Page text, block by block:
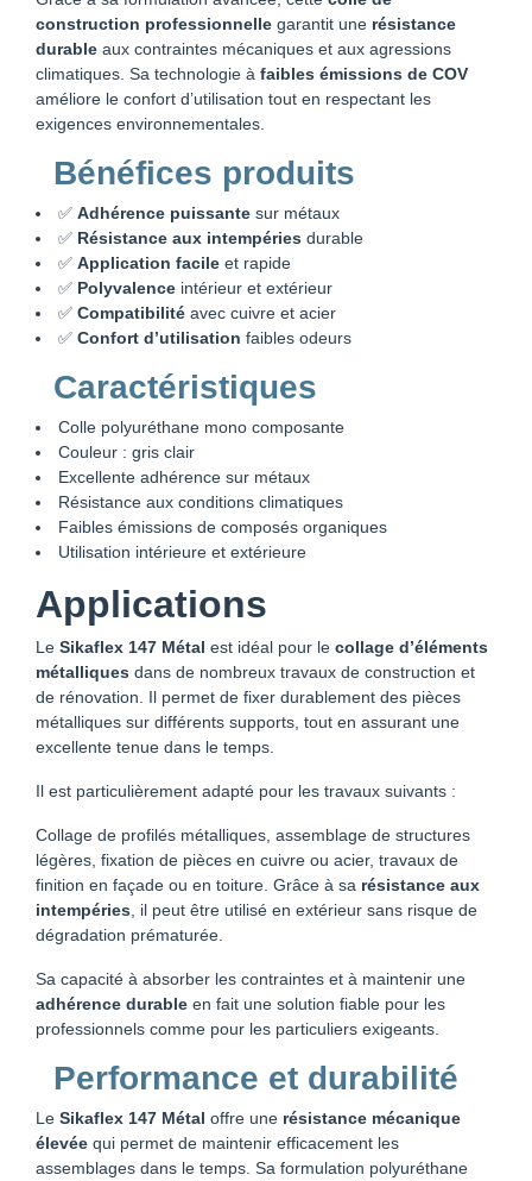
construction professionnelle garantit une résistance
durable aux contraintes mécaniques et aux agressions
climatiques. Sa technologie à faibles émissions de COV
améliore le confort d’utilisation tout en respectant les
exigences environnementales.
Bénéfices produits
✅ Adhérence puissante sur métaux
✅ Résistance aux intempéries durable
✅ Application facile et rapide
✅ Polyvalence intérieur et extérieur
✅ Compatibilité avec cuivre et acier
✅ Confort d’utilisation faibles odeurs
Caractéristiques
Colle polyuréthane mono composante
Couleur : gris clair
Excellente adhérence sur métaux
Résistance aux conditions climatiques
Faibles émissions de composés organiques
Utilisation intérieure et extérieure
Applications
Le Sikaflex 147 Métal est idéal pour le collage d’éléments
métalliques dans de nombreux travaux de construction et
de rénovation. Il permet de fixer durablement des pièces
métalliques sur différents supports, tout en assurant une
excellente tenue dans le temps.
Il est particulièrement adapté pour les travaux suivants :
Collage de profilés métalliques, assemblage de structures
légères, fixation de pièces en cuivre ou acier, travaux de
finition en façade ou en toiture. Grâce à sa résistance aux
intempéries , il peut être utilisé en extérieur sans risque de
dégradation prématurée.
Sa capacité à absorber les contraintes et à maintenir une
adhérence durable en fait une solution fiable pour les
professionnels comme pour les particuliers exigeants.
Performance et durabilité
Le Sikaflex 147 Métal offre une résistance mécanique
élevée qui permet de maintenir efficacement les
assemblages dans le temps. Sa formulation polyuréthane